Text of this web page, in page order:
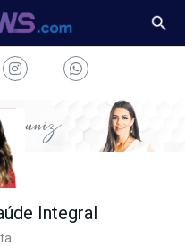
Integral